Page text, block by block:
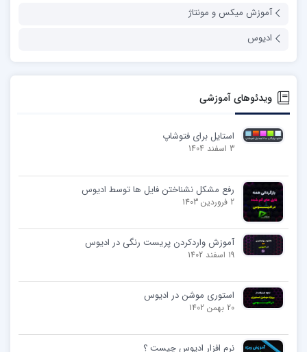
آموزش میکس و مونتاژ
ادیوس
ویدئوهای آموزشی
استایل برای فتوشاپ
3 اسفند 1404
رفع مشکل نشناختن فایل ها توسط ادیوس
2 فروردین 1403
آموزش واردکردن پریست رنگی در ادیوس
19 اسفند 1402
استوری موشن در ادیوس
20 بهمن 1402
نرم افزار ادیوس چیست ؟